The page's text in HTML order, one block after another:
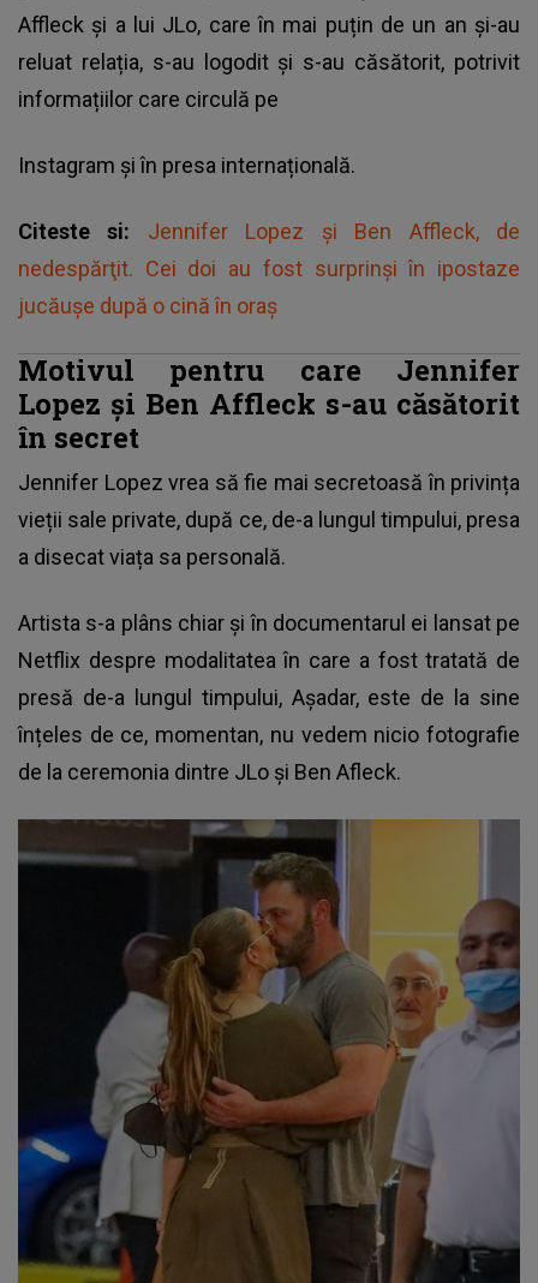
Affleck și a lui JLo, care în mai puțin de un an și-au
reluat relația, s-au logodit și s-au căsătorit, potrivit
informațiilor care circulă pe
Instagram și în presa internațională.
Citeste si: Jennifer Lopez și Ben Affleck, de
nedespărţit. Cei doi au fost surprinşi în ipostaze
jucăuşe după o cină în oraş
Motivul pentru care Jennifer
Lopez și Ben Affleck s-au căsătorit
în secret
Jennifer Lopez vrea să fie mai secretoasă în privința
vieții sale private, după ce, de-a lungul timpului, presa
a disecat viața sa personală.
Artista s-a plâns chiar și în documentarul ei lansat pe
Netflix despre modalitatea în care a fost tratată de
presă de-a lungul timpului, Așadar, este de la sine
înțeles de ce, momentan, nu vedem nicio fotografie
de la ceremonia dintre JLo și Ben Afleck.